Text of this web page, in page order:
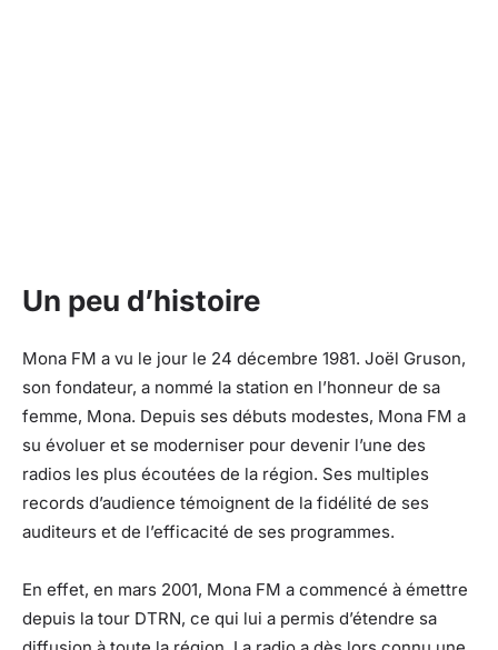
Un peu d’histoire
Mona FM a vu le jour le 24 décembre 1981. Joël Gruson,
son fondateur, a nommé la station en l’honneur de sa
femme, Mona. Depuis ses débuts modestes, Mona FM a
su évoluer et se moderniser pour devenir l’une des
radios les plus écoutées de la région. Ses multiples
records d’audience témoignent de la fidélité de ses
auditeurs et de l’efficacité de ses programmes.
En effet, en mars 2001, Mona FM a commencé à émettre
depuis la tour DTRN, ce qui lui a permis d’étendre sa